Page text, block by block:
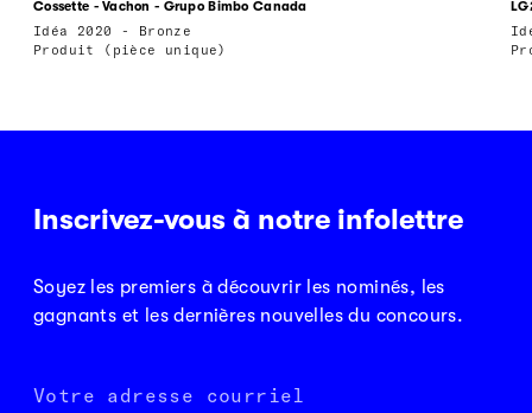
Cossette - Vachon - Grupo Bimbo Canada
Idéa 2020 - Bronze
Produit (pièce unique)
Inscrivez-vous à notre infolettre
Soyez les premiers à découvrir les nominés, les
gagnants et les dernières nouvelles du concours.
Votre adresse courriel